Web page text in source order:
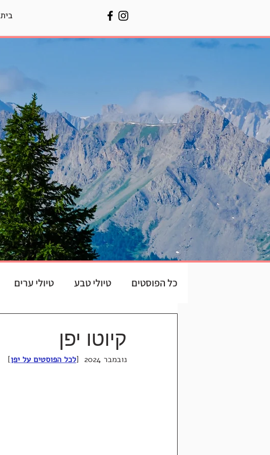
בית
כל הפוסטים טיולי טבע טיולי ערים
קיוטו יפן
נובמבר 2024  [ לכל הפוסטים על יפן]